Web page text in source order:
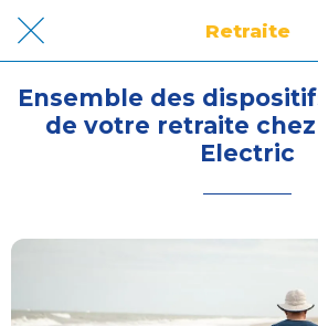
Retraite
Ensemble des
de votre retraite
Electric